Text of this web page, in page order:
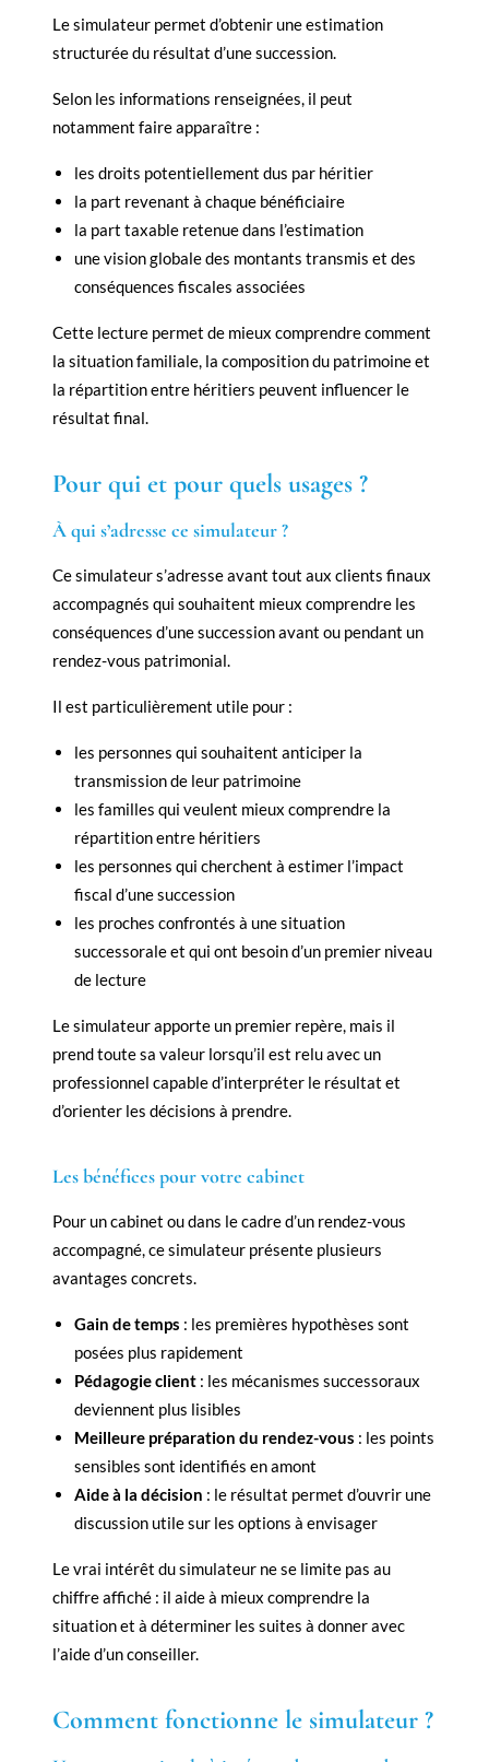
Le simulateur permet d’obtenir une estimation
structurée du résultat d’une succession.
Selon les informations renseignées, il peut
notamment faire apparaître :
les droits potentiellement dus par héritier
la part revenant à chaque bénéficiaire
la part taxable retenue dans l’estimation
une vision globale des montants transmis et des
conséquences fiscales associées
Cette lecture permet de mieux comprendre comment
la situation familiale, la composition du patrimoine et
la répartition entre héritiers peuvent influencer le
résultat final.
Pour qui et pour quels usages ?
À qui s’adresse ce simulateur ?
Ce simulateur s’adresse avant tout aux clients finaux
accompagnés qui souhaitent mieux comprendre les
conséquences d’une succession avant ou pendant un
rendez-vous patrimonial.
Il est particulièrement utile pour :
les personnes qui souhaitent anticiper la
transmission de leur patrimoine
les familles qui veulent mieux comprendre la
répartition entre héritiers
les personnes qui cherchent à estimer l’impact
fiscal d’une succession
les proches confrontés à une situation
successorale et qui ont besoin d’un premier niveau
de lecture
Le simulateur apporte un premier repère, mais il
prend toute sa valeur lorsqu’il est relu avec un
professionnel capable d’interpréter le résultat et
d’orienter les décisions à prendre.
Les bénéfices pour votre cabinet
Pour un cabinet ou dans le cadre d’un rendez-vous
accompagné, ce simulateur présente plusieurs
avantages concrets.
Gain de temps : les premières hypothèses sont
posées plus rapidement
Pédagogie client : les mécanismes successoraux
deviennent plus lisibles
Meilleure préparation du rendez-vous : les points
sensibles sont identifiés en amont
Aide à la décision : le résultat permet d’ouvrir une
discussion utile sur les options à envisager
Le vrai intérêt du simulateur ne se limite pas au
chiffre affiché : il aide à mieux comprendre la
situation et à déterminer les suites à donner avec
l’aide d’un conseiller.
Comment fonctionne le simulateur ?